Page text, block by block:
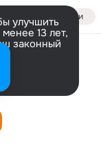
Войти
улучшить
13 лет,
законный